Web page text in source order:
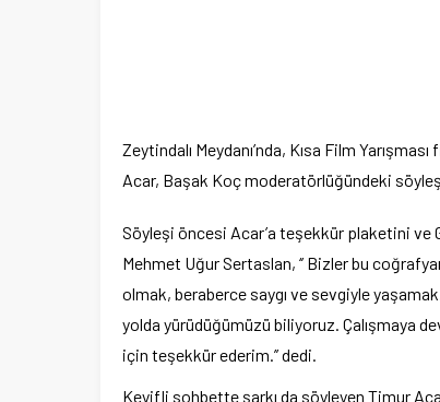
Zeytindalı Meydanı’nda, Kısa Film
Acar, Başak Koç moderatörlüğündeki
Söyleşi öncesi Acar’a teşekkür plaketini ve
Mehmet Uğur Sertaslan, ‘’ Bizler bu
olmak, beraberce saygı ve sevgiyle
yolda yürüdüğümüzü biliyoruz. Çalışmaya
için teşekkür ederim.’’ dedi.
Keyifli sohbette şarkı da söyleyen Timur Acar